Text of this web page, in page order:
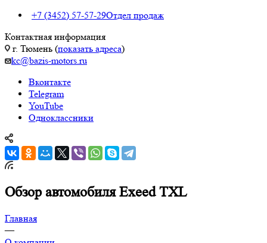
+7 (3452) 57-57-29Отдел продаж
Контактная информация
г. Тюмень (показать адреса)
kc@bazis-motors.ru
Вконтакте
Telegram
YouTube
Одноклассники
Обзор автомобиля Exeed TXL
Главная
—